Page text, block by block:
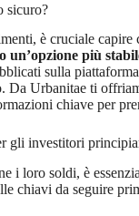
sicuro?
è cruciale
più
sulla
Urbanitae ti
chiave per
gli investitori
i loro soldi, è
chiavi da seguire